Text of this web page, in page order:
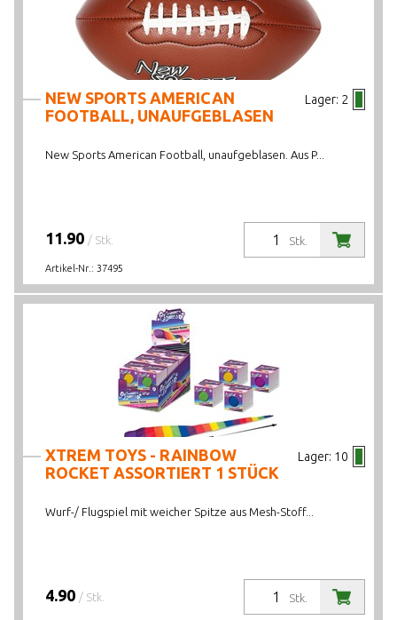
Lager: 2
NEW SPORTS AMERICAN
FOOTBALL, UNAUFGEBLASEN
New Sports American Football, unaufgeblasen. Aus P...
Stk.
11.90 / Stk.
Artikel-Nr.: 37495
Lager: 10
XTREM TOYS - RAINBOW
ROCKET ASSORTIERT 1 STÜCK
Wurf-/ Flugspiel mit weicher Spitze aus Mesh-Stoff...
Stk.
4.90 / Stk.